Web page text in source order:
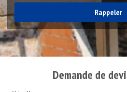
Demande de